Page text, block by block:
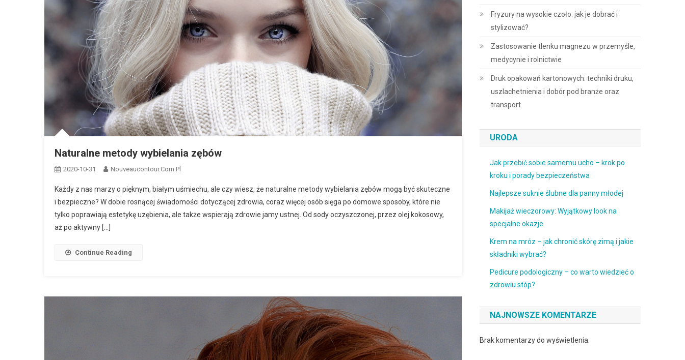
Naturalne metody wybielania zębów
2020-10-31 Nouveaucontour.com.pl
Każdy z nas marzy o pięknym, białym uśmiechu, ale czy wiesz, że naturalne metody wybielania zębów mogą być skuteczne
i bezpieczne? W dobie rosnącej świadomości dotyczącej zdrowia, coraz więcej osób sięga po domowe sposoby, które nie
tylko poprawiają estetykę uzębienia, ale także wspierają zdrowie jamy ustnej. Od sody oczyszczonej, przez olej kokosowy,
aż po aktywny […]
Continue Reading
Fryzury na wysokie czoło: jak je dobrać i
stylizować?
Zastosowanie tlenku magnezu w przemyśle,
medycynie i rolnictwie
Druk opakowań kartonowych: techniki druku,
uszlachetnienia i dobór pod branże oraz
transport
URODA
Jak przebić sobie samemu ucho – krok po
kroku i porady bezpieczeństwa
Najlepsze suknie ślubne dla panny młodej
Makijaż wieczorowy: Wyjątkowy look na
specjalne okazje
Krem na mróz – jak chronić skórę zimą i jakie
składniki wybrać?
Pedicure podologiczny – co warto wiedzieć o
zdrowiu stóp?
NAJNOWSZE KOMENTARZE
Brak komentarzy do wyświetlenia.